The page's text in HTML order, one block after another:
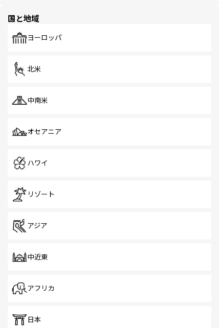
で、ホーカーズは地元の風情を楽しめる外せないスポット
国と地域
ヨーロッパ
北米
中南米
オセアニア
ハワイ
リゾート
アジア
中近東
アフリカ
日本